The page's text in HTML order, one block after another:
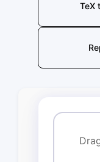
TeX